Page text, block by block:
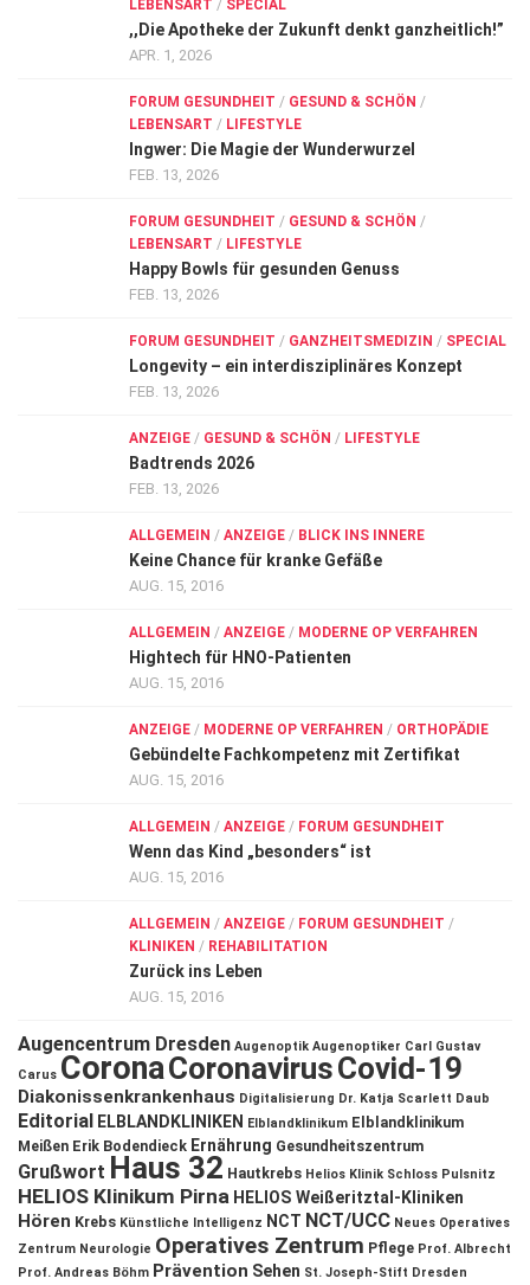
LEBENSART / SPECIAL
,,Die Apotheke der Zukunft denkt ganzheitlich!”
APR. 1, 2026
FORUM GESUNDHEIT / GESUND & SCHÖN /
LEBENSART / LIFESTYLE
Ingwer: Die Magie der Wunderwurzel
FEB. 13, 2026
FORUM GESUNDHEIT / GESUND & SCHÖN /
LEBENSART / LIFESTYLE
Happy Bowls für gesunden Genuss
FEB. 13, 2026
FORUM GESUNDHEIT / GANZHEITSMEDIZIN / SPECIAL
Longevity – ein interdisziplinäres Konzept
FEB. 13, 2026
ANZEIGE / GESUND & SCHÖN / LIFESTYLE
Badtrends 2026
FEB. 13, 2026
ALLGEMEIN / ANZEIGE / BLICK INS INNERE
Keine Chance für kranke Gefäße
AUG. 15, 2016
ALLGEMEIN / ANZEIGE / MODERNE OP VERFAHREN
Hightech für HNO-Patienten
AUG. 15, 2016
ANZEIGE / MODERNE OP VERFAHREN / ORTHOPÄDIE
Gebündelte Fachkompetenz mit Zertifikat
AUG. 15, 2016
ALLGEMEIN / ANZEIGE / FORUM GESUNDHEIT
Wenn das Kind „besonders“ ist
AUG. 15, 2016
ALLGEMEIN / ANZEIGE / FORUM GESUNDHEIT /
KLINIKEN / REHABILITATION
Zurück ins Leben
AUG. 15, 2016
Augencentrum Dresden Augenoptik Augenoptiker Carl Gustav
Carus CoronaCoronavirusCovid-19
Diakonissenkrankenhaus Digitalisierung Dr. Katja Scarlett Daub
Editorial ELBLANDKLINIKEN Elblandklinikum Elblandklinikum
Meißen Erik Bodendieck Ernährung Gesundheitszentrum
Grußwort Haus 32 Hautkrebs Helios Klinik Schloss Pulsnitz
HELIOS Klinikum Pirna HELIOS Weißeritztal-Kliniken
Hören Krebs Künstliche Intelligenz NCT NCT/UCC Neues Operatives
Zentrum Neurologie Operatives Zentrum Pflege Prof. Albrecht
Prof. Andreas Böhm Prävention Sehen St. Joseph-Stift Dresden